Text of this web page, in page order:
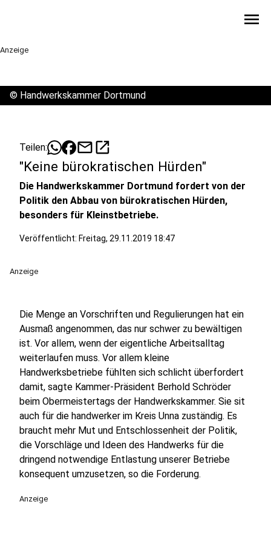
menu
Anzeige
© Handwerkskammer Dortmund
Teilen: mailopen_in_new
"Keine bürokratischen Hürden"
Die Handwerkskammer Dortmund fordert von der
Politik den Abbau von bürokratischen Hürden,
besonders für Kleinstbetriebe.
Veröffentlicht: Freitag, 29.11.2019 18:47
Anzeige
Die Menge an Vorschriften und Regulierungen hat ein
Ausmaß angenommen, das nur schwer zu bewältigen
ist. Vor allem, wenn der eigentliche Arbeitsalltag
weiterlaufen muss. Vor allem kleine
Handwerksbetriebe fühlten sich schlicht überfordert
damit, sagte Kammer-Präsident Berhold Schröder
beim Obermeistertags der Handwerkskammer. Sie sit
auch für die handwerker im Kreis Unna zuständig. Es
braucht mehr Mut und Entschlossenheit der Politik,
die Vorschläge und Ideen des Handwerks für die
dringend notwendige Entlastung unserer Betriebe
konsequent umzusetzen, so die Forderung.
Anzeige